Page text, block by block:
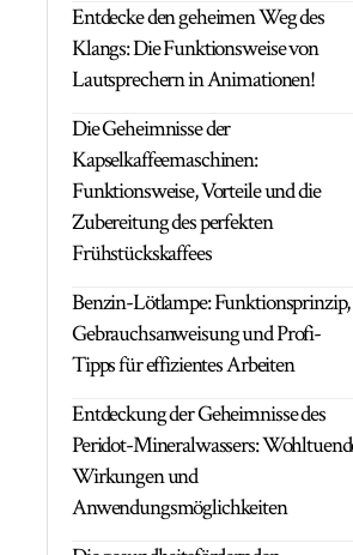
Entdecke den geheimen Weg des
Klangs: Die Funktionsweise von
Lautsprechern in Animationen!
Die Geheimnisse der
Kapselkaffeemaschinen:
Funktionsweise, Vorteile und die
Zubereitung des perfekten
Frühstückskaffees
Benzin-Lötlampe: Funktionsprinzip,
Gebrauchsanweisung und Profi-
Tipps für effizientes Arbeiten
Entdeckung der Geheimnisse des
Peridot-Mineralwassers:
Wirkungen und
Anwendungsmöglichkeiten